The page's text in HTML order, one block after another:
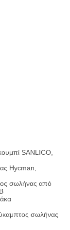
SANLICO,
Hycman,
σωλήνας από
σωλήνας